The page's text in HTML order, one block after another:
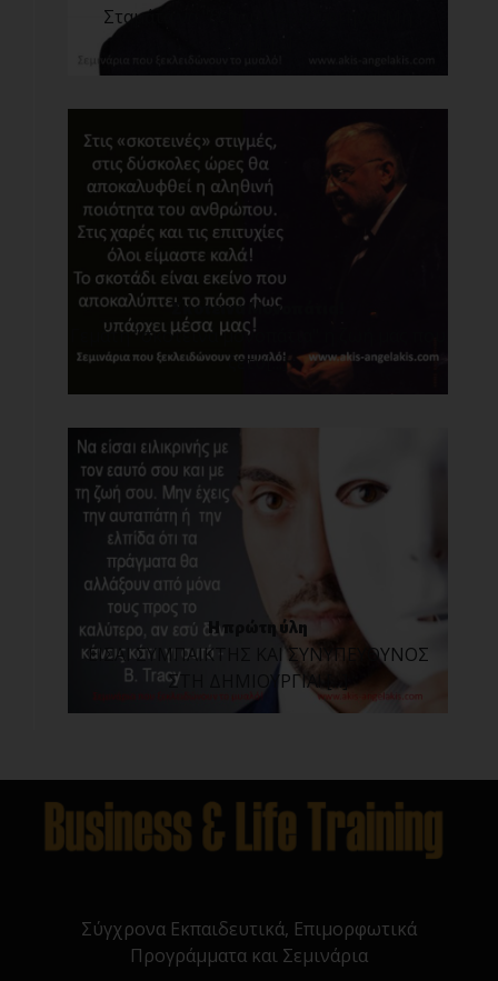
Σταμάτα να "ξεπουλιέσαι" φτηνά! Μη
Σκοτεινά Μονοπάτια!
Γεμάτη "σκοτεινά μονοπάτια" η ζωή μας που
ξετυ[...]
Η πρώτη ύλη
ΕΙΣΑΙ ΣΥΜΠΑΙΚΤΗΣ ΚΑΙ ΣΥΝΥΠΕΥΘΥΝΟΣ
ΣΤΗ ΔΗΜΙΟΥΡΓΙΑ! [...]
Σύγχρονα Εκπαιδευτικά, Επιμορφωτικά
Προγράμματα και Σεμινάρια